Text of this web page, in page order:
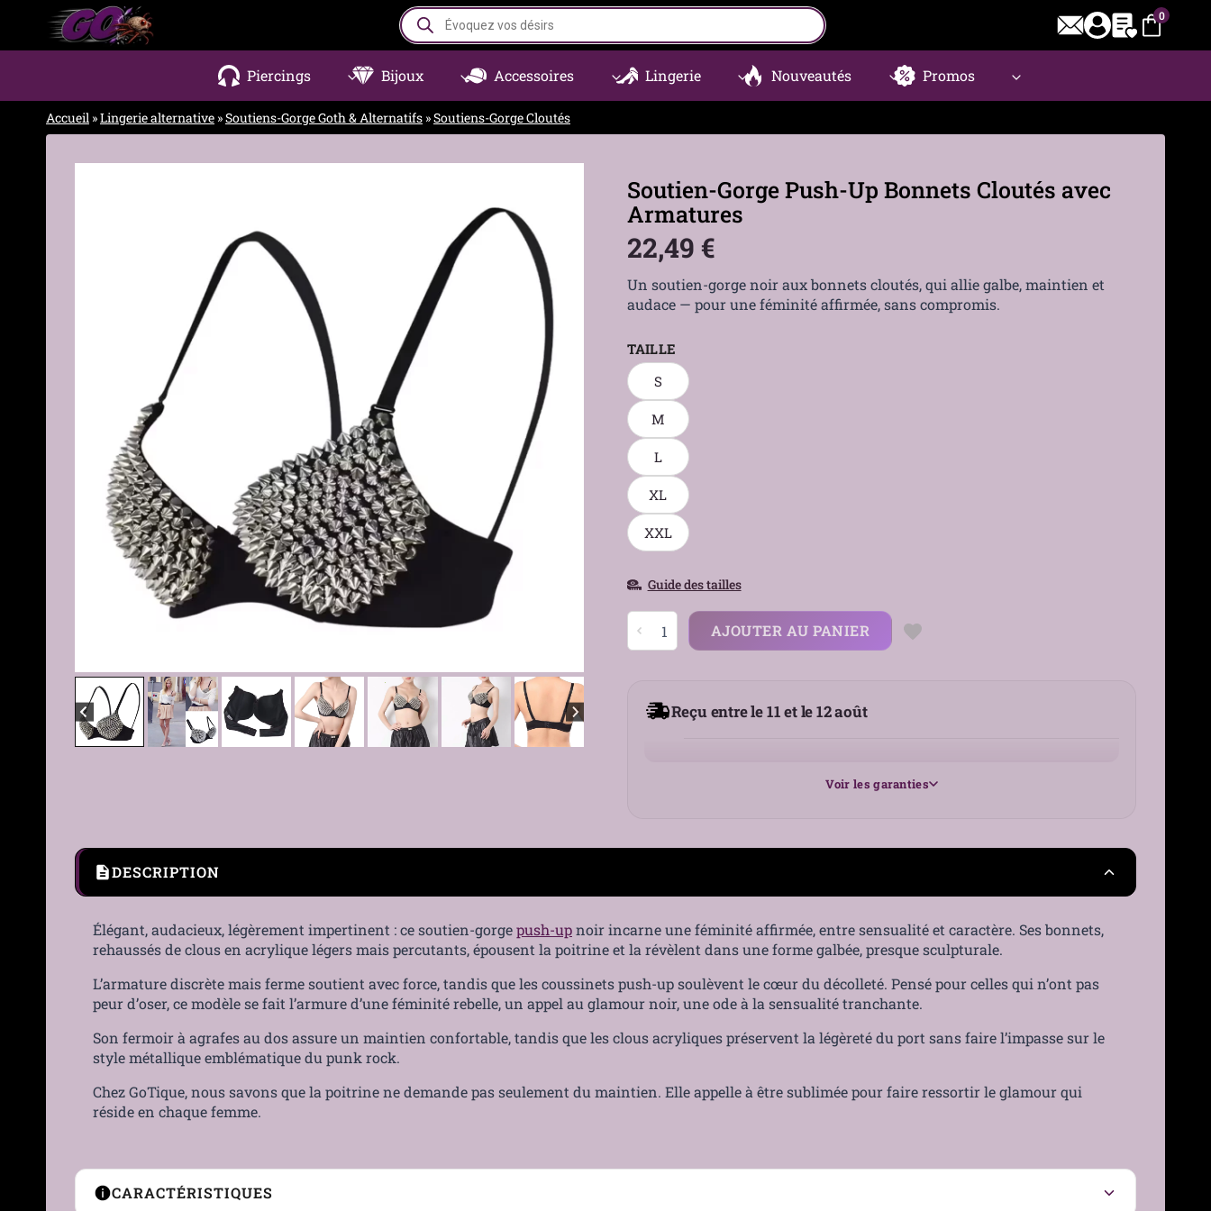
contenu
Recherche
de
produits
0
Piercings Bijoux Accessoires Lingerie Nouveautés Promos
Accueil »Lingerie alternative »Soutiens-Gorge Goth & Alternatifs »Soutiens-Gorge Cloutés
Soutien-Gorge Push-Up Bonnets Cloutés avec
Armatures
22,49 €
Un soutien-gorge noir aux bonnets cloutés, qui allie galbe, maintien et
audace — pour une féminité affirmée, sans compromis.
TAILLE
S
M
L
XL
XXL
Guide des tailles
quantité
de
Push-
AJOUTER AU PANIER
Reçu entre le 11 et le 12 août
Voir les garanties
Paiement sécurisé
DESCRIPTION
Élégant, audacieux, légèrement impertinent : ce soutien-gorgepush-upnoir incarne une féminité affirmée, entre sensualité et caractère. Ses bonnets,
rehaussés de clous en acrylique légers mais percutants, épousent la poitrine et la révèlent dans une forme galbée, presque sculpturale.
L’armature discrète mais ferme soutient avec force, tandis que les coussinets push-up soulèvent le cœur du décolleté. Pensé pour celles qui n’ont pas
peur d’oser, ce modèle se fait l’armure d’une féminité rebelle, un appel au glamour noir, une ode à la sensualité tranchante.
Son fermoir à agrafes au dos assure un maintien confortable, tandis que les clous acryliques préservent la légèreté du port sans faire l’impasse sur le
style métallique emblématique du punk rock.
Chez GoTique, nous savons que la poitrine ne demande pas seulement du maintien. Elle appelle à être sublimée pour faire ressortir le glamour qui
réside en chaque femme.
CARACTÉRISTIQUES